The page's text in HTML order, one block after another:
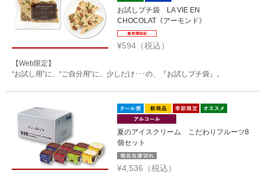
お試しプチ袋 LA VIE EN
CHOCOLAT《アーモンド》
¥594（税込）
【Web限定】
“お試し用”に、“ご自分用”に、少しだけ･･･の、『お試しプチ袋』。
夏のアイスクリーム こだわりフルーツ8
個セット
¥4,536（税込）